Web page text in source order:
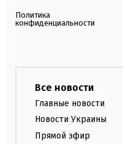
Политика
конфиденциальности
Все новости
Главные новости
Новости Украины
Прямой эфир